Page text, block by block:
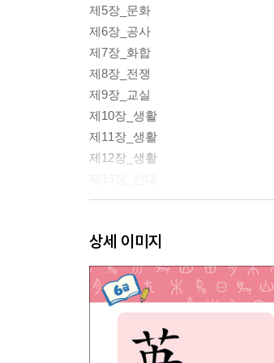
제5장_문화
제6장_공사
제7장_화합
제8장_전쟁
제9장_교실
제10장_생활
제11장_생활
제12장_생활
상세 이미지